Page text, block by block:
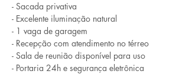
- Sacada privativa
- Excelente iluminação natural
- 1 vaga de garagem
- Recepção com atendimento no térreo
- Sala de reunião disponível para uso
- Portaria 24h e segurança eletrônica